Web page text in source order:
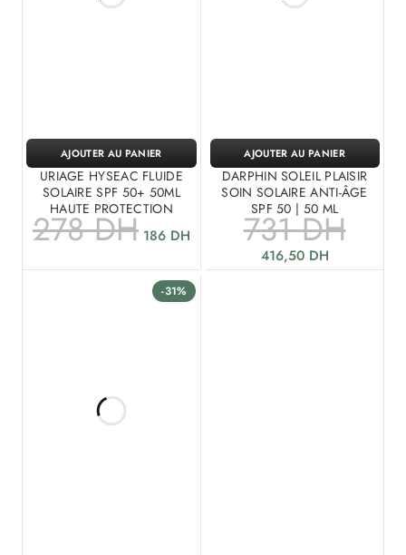
URIAGE HYSEAC FLUIDE
SOLAIRE SPF 50+ 50ML
HAUTE PROTECTION
278DH 186 DH
AJOUTER AU PANIER
DARPHIN SOLEIL PLAISIR
SOIN SOLAIRE ANTI-ÂGE
SPF 50 | 50 ML
731DH
416,50 DH
AJOUTER AU PANIER
-31%